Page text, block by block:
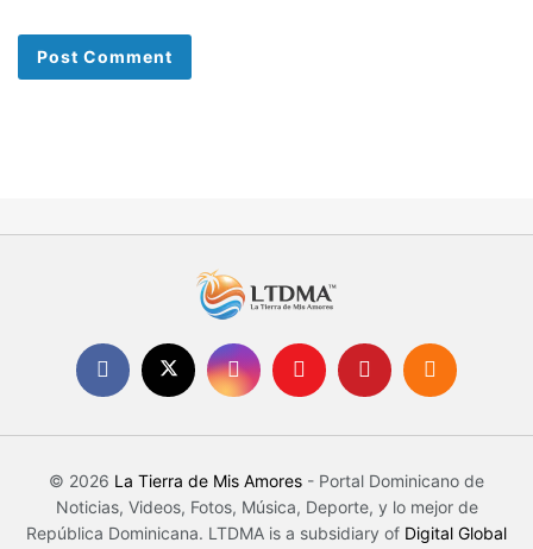
© 2026 La Tierra de Mis Amores - Portal Dominicano de
Noticias, Videos, Fotos, Música, Deporte, y lo mejor de
República Dominicana. LTDMA is a subsidiary of Digital Global